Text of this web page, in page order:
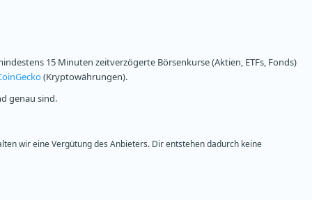
15 Minuten zeitverzögerte Börsenkurse (Aktien, ETFs, Fonds)
(Kryptowährungen).
genau sind.
wir eine Vergütung des Anbieters. Dir entstehen dadurch keine